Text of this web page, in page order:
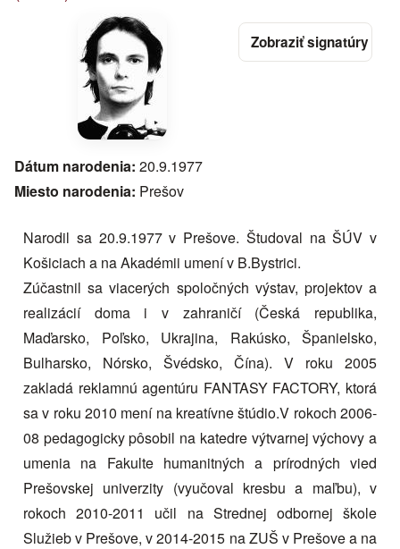
Dátum narodenia: 20.9.1977
Miesto narodenia: Prešov
Narodil sa 20.9.1977 v Prešove. Študoval na ŠÚV v
Košiciach a na Akadémii umení v B.Bystrici.
Zúčastnil sa viacerých spoločných výstav, projektov a
realizácií doma i v zahraničí (Česká republika,
Maďarsko, Poľsko, Ukrajina, Rakúsko, Španielsko,
Bulharsko, Nórsko, Švédsko, Čína). V roku 2005
zakladá reklamnú agentúru FANTASY FACTORY, ktorá
sa v roku 2010 mení na kreatívne štúdio.V rokoch 2006-
08 pedagogicky pôsobil na katedre výtvarnej výchovy a
umenia na Fakulte humanitných a prírodných vied
Prešovskej univerzity (vyučoval kresbu a maľbu), v
rokoch 2010-2011 učil na Strednej odbornej škole
Služieb v Prešove, v 2014-2015 na ZUŠ v Prešove a na